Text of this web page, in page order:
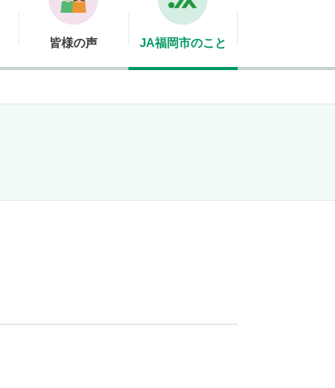
皆様の声 JA福岡市のこと